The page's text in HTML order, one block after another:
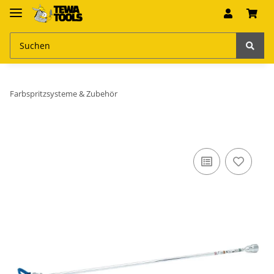
Farbspritzsysteme & Zubehör